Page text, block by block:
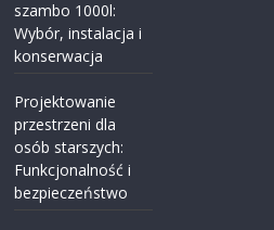
szambo 1000l:
Wybór, instalacja i
konserwacja
Projektowanie
przestrzeni dla
osób starszych:
Funkcjonalność i
bezpieczeństwo